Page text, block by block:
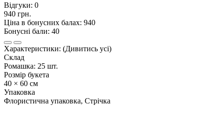
Відгуки: 0
940 грн.
Ціна в бонусних балах: 940
Бонусні бали: 40
Характеристики: (Дивитись усі)
Склад
Ромашка: 25 шт.
Розмір букета
40 × 60 см
Упаковка
Флористична упаковка, Стрічка